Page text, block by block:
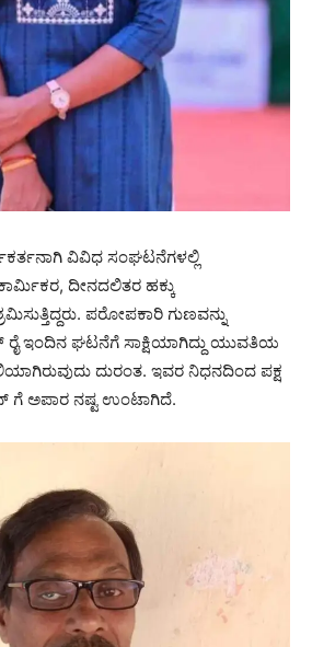
ವಿವಿಧ ಸಂಘಟನೆಗಳಲ್ಲಿ
ದೀನದಲಿತರ ಹಕ್ಕು
ಪರೋಪಕಾರಿ ಗುಣವನ್ನು
ಇಂದಿನ ಘಟನೆಗೆ ಸಾಕ್ಷಿಯಾಗಿದ್ದು ಯುವತಿಯ
ದುರಂತ. ಇವರ ನಿಧನದಿಂದ ಪಕ್ಷ
ಅಪಾರ ನಷ್ಟ ಉಂಟಾಗಿದೆ.